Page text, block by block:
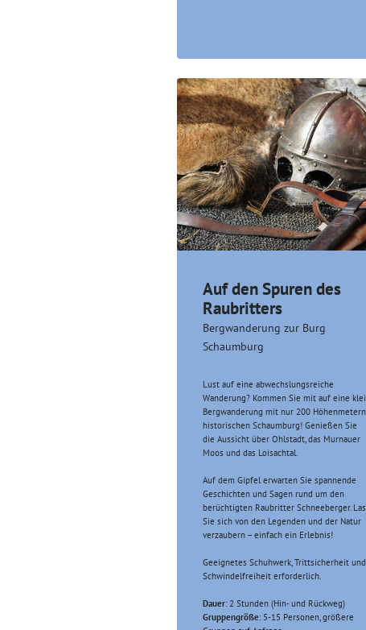
Auf den Spuren des
Raubritters
Bergwanderung zur Burg
Schaumburg
Lust auf eine abwechslungsreiche
Wanderung? Kommen Sie mit auf eine
Bergwanderung mit nur 200
historischen Schaumburg! Genießen Sie
die Aussicht über Ohlstadt, das Murnauer
Moos und das Loisachtal.
Auf dem Gipfel erwarten Sie spannende
Geschichten und Sagen rund um den
berüchtigten Raubritter Schneeberger.
Sie sich von den Legenden und der Natur
verzaubern – einfach ein Erlebnis!
Geeignetes Schuhwerk, Trittsicherheit und
Schwindelfreiheit erforderlich.
Dauer: 2 Stunden (Hin- und Rückweg)
Gruppengröße: 5-15 Personen, größere